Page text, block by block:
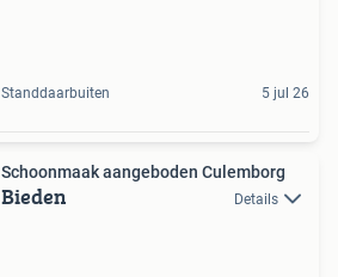
Standdaarbuiten 5 jul 26
Schoonmaak aangeboden Culemborg
Bieden Details